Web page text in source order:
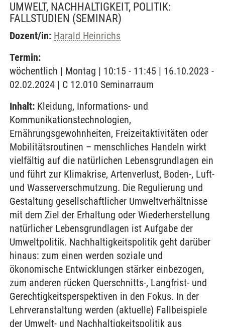
UMWELT, NACHHALTIGKEIT, POLITIK:
FALLSTUDIEN (SEMINAR)
Dozent/in: Harald Heinrichs
Termin:
wöchentlich | Montag | 10:15 - 11:45 | 16.10.2023 -
02.02.2024 | C 12.010 Seminarraum
Inhalt: Kleidung, Informations- und
Kommunikationstechnologien,
Ernährungsgewohnheiten, Freizeitaktivitäten oder
Mobilitätsroutinen – menschliches Handeln wirkt
vielfältig auf die natürlichen Lebensgrundlagen ein
und führt zur Klimakrise, Artenverlust, Boden-, Luft-
und Wasserverschmutzung. Die Regulierung und
Gestaltung gesellschaftlicher Umweltverhältnisse
mit dem Ziel der Erhaltung oder Wiederherstellung
natürlicher Lebensgrundlagen ist Aufgabe der
Umweltpolitik. Nachhaltigkeitspolitik geht darüber
hinaus: zum einen werden soziale und
ökonomische Entwicklungen stärker einbezogen,
zum anderen rücken Querschnitts-, Langfrist- und
Gerechtigkeitsperspektiven in den Fokus. In der
Lehrveranstaltung werden (aktuelle) Fallbeispiele
der Umwelt- und Nachhaltigkeitspolitik aus